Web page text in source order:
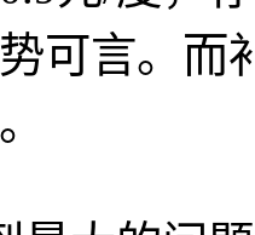
可言。而